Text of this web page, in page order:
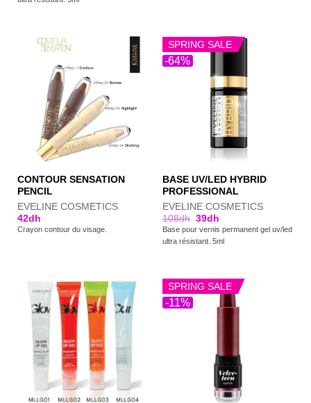
CONTOUR SENSATION
PENCIL
EVELINE COSMETICS
42dh
Crayon contour du visage.
-64%
SPRING SALE
BASE UV/LED HYBRID
PROFESSIONAL
EVELINE COSMETICS
108dh 39dh
Base pour vernis permanent gel uv/led
ultra résistant. 5ml
-11%
SPRING SALE